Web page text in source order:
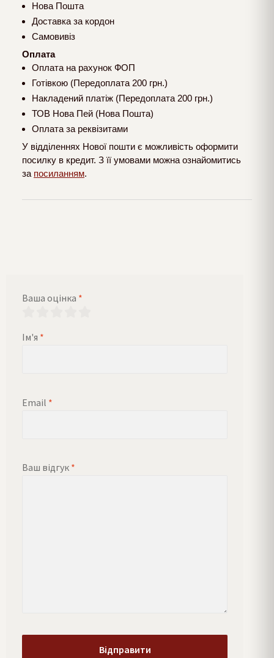
Нова Пошта
Доставка за кордон
Самовивіз
Оплата
Оплата на рахунок ФОП
Готівкою (Передоплата 200 грн.)
Накладений платіж (Передоплата 200 грн.)
ТОВ Нова Пей (Нова Пошта)
Оплата за реквізитами
У відділеннях Нової пошти є можливість оформити
посилку в кредит. З її умовами можна ознайомитись
за посиланням.
Ваша оцінка *
Ім'я *
Email *
Ваш відгук *